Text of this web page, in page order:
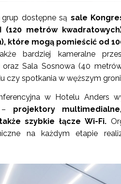
dostępne są sale
(120 metrów
które mogą pomieścić od
bardziej kameralne
oraz Sala Sosnowa (40
czy spotkania w węższym
w Hotelu Anders
– projektory
szybkie łącze Wi-Fi.
na każdym etapie